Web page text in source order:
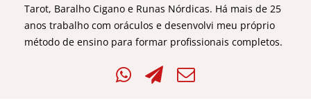
Tarot, Baralho Cigano e Runas Nórdicas. Há mais de 25
anos trabalho com oráculos e desenvolvi meu próprio
método de ensino para formar profissionais completos.